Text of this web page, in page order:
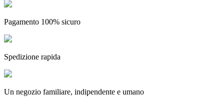
Pagamento 100% sicuro
Spedizione rapida
Un negozio familiare, indipendente e umano